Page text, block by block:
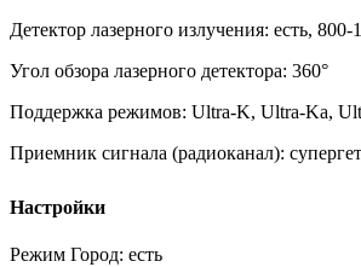
Детектор лазерного излучения: есть, 800-
Угол обзора лазерного детектора: 360°
Поддержка режимов: Ultra-K, Ultra-Ka,
Приемник сигнала (радиоканал):
Настройки
Режим Город: есть